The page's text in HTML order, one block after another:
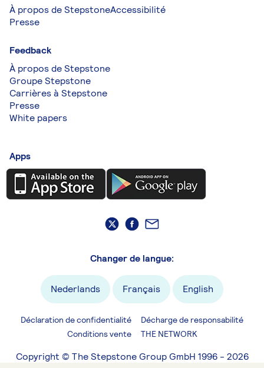
À propos de Stepstone
Presse
Accessibilité
Feedback
À propos de Stepstone
Groupe Stepstone
Carrières à Stepstone
Presse
White papers
Apps
Changer de langue:
Nederlands Français English
Déclaration de confidentialité
Décharge de responsabilité
Conditions vente
THE NETWORK
Copyright © The Stepstone Group GmbH 1996 - 2026